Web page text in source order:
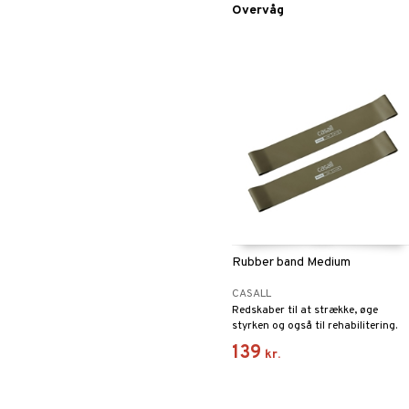
Overvåg
Rubber band Medium
CASALL
Redskaber til at strække, øge
styrken og også til rehabilitering.
139 kr.